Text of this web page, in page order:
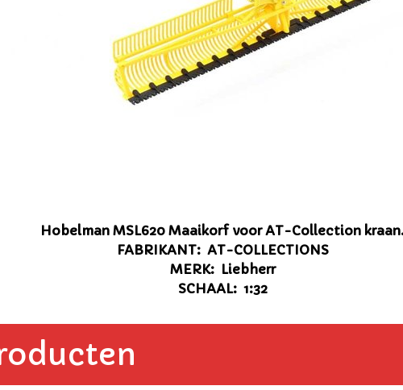
Hobelman MSL620 Maaikorf voor AT-Collection
FABRIKANT: AT-COLLECTIONS
MERK: Liebherr
SCHAAL: 1:32